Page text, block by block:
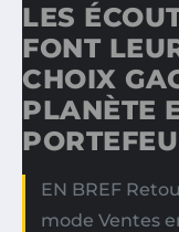
LES
FONT
CHOIX
PLANÈTE
EN BREF
mode Ventes